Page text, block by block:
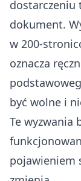
dostarczeniu
dokument.
w 200-
oznacza
być wolne i
Te wyzwania
pojawieniem